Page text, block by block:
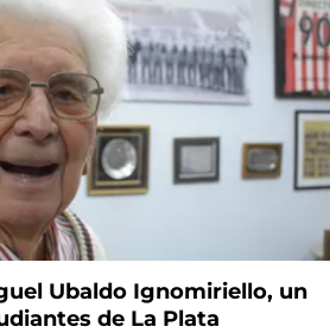
Ubaldo Ignomiriello, un
de La Plata